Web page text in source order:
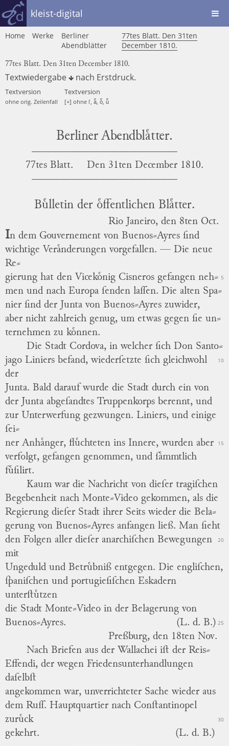
kleist-digital
Home Werke
Berliner
Abendblätter
77tes Blatt. Den 31ten
December 1810.
77tes Blatt. Den 31ten December 1810.
Textwiedergabe nach Erstdruck.
Textversion
ohne orig. Zeilenfall
Textversion
[+] ohne ſ, aͤ, oͤ, uͤ
Berliner Abendblaͤtter.
77tes Blatt. Den31ten December 1810.
Buͤlletin der oͤffentlichen Blaͤtter.
Rio Janeiro, den 8ten Oct.
In dem Gouvernement von Buenos⸗Ayres ſind
wichtige Veraͤnderungen vorgefallen. — Die neue
Re⸗
gierung hat den Vicekoͤnig Cisneros gefangen neh⸗ 5
men und nach Europa ſenden laſſen. Die alten Spa⸗
nier ſind der Junta von Buenos⸗Ayres zuwider,
aber nicht zahlreich genug, um etwas gegen ſie un⸗
ternehmen zu koͤnnen.
Die Stadt Cordova, in welcher ſich Don Santo⸗
10
jago Liniers befand, wiederſetzte ſich gleichwohl
der
Junta. Bald darauf wurde die Stadt durch ein von
der Junta abgeſandtes Truppenkorps berennt, und
zur Unterwerfung gezwungen. Liniers, und einige
ſei⸗
ner Anhaͤnger, fluͤchteten ins Innere, wurden aber
15
verfolgt, gefangen genommen, und ſaͤmmtlich
fuͤſilirt.
Kaum war die Nachricht von dieſer tragiſchen
Begebenheit nach Monte⸗Video gekommen, als die
Regierung dieſer Stadt ihrer Seits wieder die Bela⸗
gerung von Buenos⸗Ayres anfangen ließ. Man ſieht
20
den Folgen aller dieſer anarchiſchen Bewegungen
mit
Ungeduld und Betruͤbniß entgegen. Die engliſchen,
ſpaniſchen und portugieſiſchen Eskadern
unterſtuͤtzen
die Stadt Monte⸗Video in der Belagerung von
Buenos⸗Ayres.
(L. d. B.) 25
Preßburg, den 18ten Nov.
Nach Briefen aus der Wallachei iſt der Reis⸗
Effendi, der wegen Friedensunterhandlungen
daſelbſt
angekommen war, unverrichteter Sache wieder aus
dem Ruſſ. Hauptquartier nach Conſtantinopel
zuruͤck
30
gekehrt. (L. d. B.)